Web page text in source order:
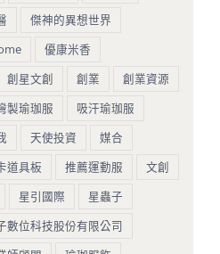
傑神的異想世界
優康米香
創星文創 創業
創業資源
製瑜珈服
吸汗瑜珈服
天使投資
媒合
道具板 推薦運動服
文創
星引國際
星蟲子
數位科技股份有限公司